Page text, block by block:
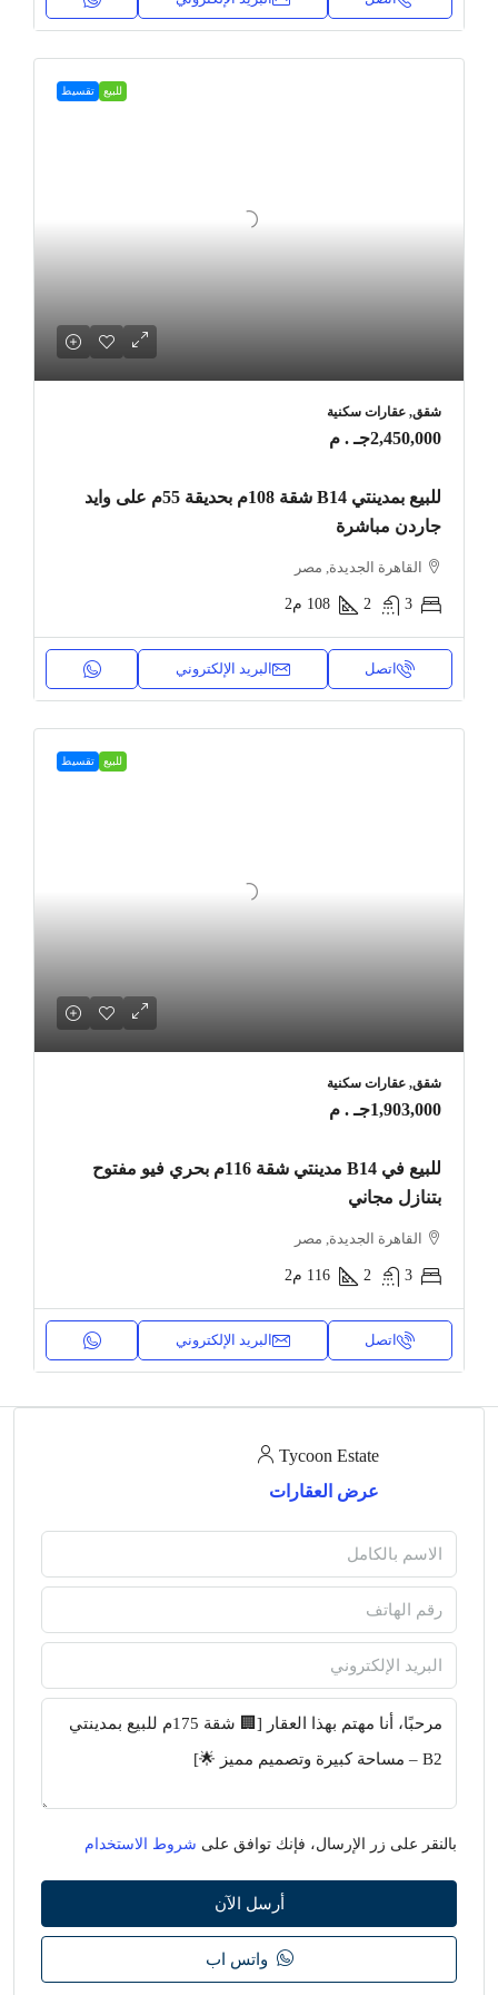
للبيع تقسيط
شقق, عقارات سكنية
2,450,000جـ . م
للبيع بمدينتي B14 شقة 108م بحديقة 55م على وايد
جاردن مباشرة
القاهرة الجديدة, مصر
3
2
108 م2
اتصل البريد الإلكتروني
للبيع تقسيط
شقق, عقارات سكنية
1,903,000جـ . م
للبيع في B14 مدينتي شقة 116م بحري فيو مفتوح
بتنازل مجاني
القاهرة الجديدة, مصر
3
2
116 م2
اتصل البريد الإلكتروني
Tycoon Estate
عرض العقارات
بالنقر على زر الإرسال، فإنك توافق على شروط الاستخدام
أرسل الآن
واتس اب